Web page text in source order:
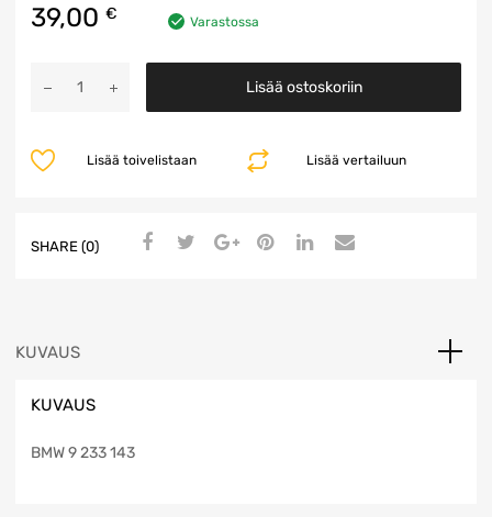
39,00 € Varastossa
Ohjainyksikkö
Lisää ostoskoriin
Lisää vertailuun
Lisää toivelistaan
SHARE (0)
KUVAUS
KUVAUS
BMW 9 233 143